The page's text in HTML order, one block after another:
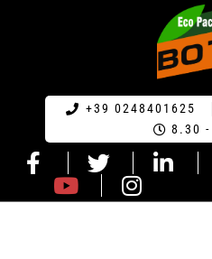
+39 0248401625
8.30